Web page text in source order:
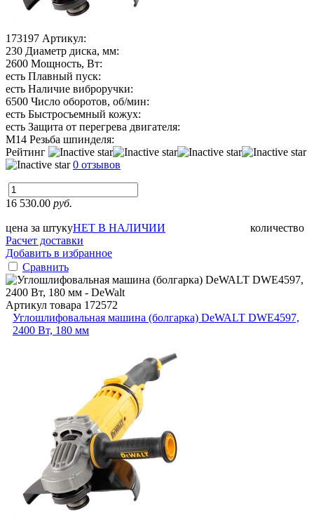
173197 Артикул:
230 Диаметр диска, мм:
2600 Мощность, Вт:
есть Плавный пуск:
есть Наличие виброручки:
6500 Число оборотов, об/мин:
есть Быстросъемный кожух:
есть Защита от перегрева двигателя:
М14 Резьба шпинделя:
Рейтинг
0 отзывов
16 530.00 руб.
цена за штуку количество
НЕТ В НАЛИЧИИ
Расчет доставки
Добавить в избранное
Сравнить
Артикул товара 172572
Углошлифовальная машина (болгарка) DeWALT DWE4597,
2400 Вт, 180 мм